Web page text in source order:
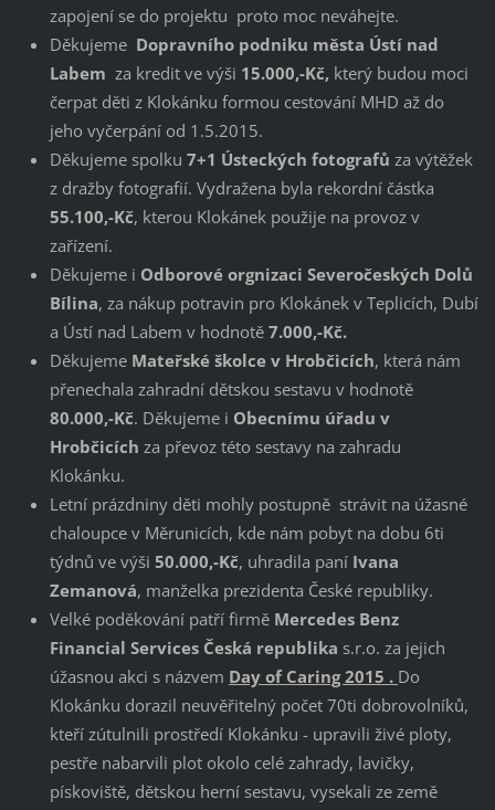
zapojení se do projektu proto moc neváhejte.
Děkujeme Dopravního podniku města Ústí nad
Labem za kredit ve výši 15.000,-Kč,který budou moci
čerpat děti z Klokánku formou cestování MHD až do
jeho vyčerpání od 1.5.2015.
Děkujeme spolku 7+1 Ústeckých fotografů za výtěžek
z dražby fotografií. Vydražena byla rekordní částka
55.100,-Kč, kterou Klokánek použije na provoz v
zařízení.
Děkujeme i Odborové orgnizaci Severočeských Dolů
Bílina, za nákup potravin pro Klokánek v Teplicích, Dubí
a Ústí nad Labem v hodnotě 7.000,-Kč.
Děkujeme Mateřské školce v Hrobčicích, která nám
přenechala zahradní dětskou sestavu v hodnotě
80.000,-Kč. Děkujeme i Obecnímu úřadu v
Hrobčicích za převoz této sestavy na zahradu
Klokánku.
Letní prázdniny děti mohly postupně strávit na úžasné
chaloupce v Měrunicích, kde nám pobyt na dobu 6ti
týdnů ve výši 50.000,-Kč, uhradila paní Ivana
Zemanová, manželka prezidenta České republiky.
Velké poděkování patří firmě Mercedes Benz
Financial Services Česká republika s.r.o. za jejich
úžasnou akci s názvem Day of Caring 2015 . Do
Klokánku dorazil neuvěřitelný počet 70ti dobrovolníků,
kteří zútulnili prostředí Klokánku - upravili živé ploty,
pestře nabarvili plot okolo celé zahrady, lavičky,
pískoviště, dětskou herní sestavu, vysekali ze země